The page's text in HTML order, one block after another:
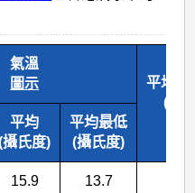
氣溫
圖示
平均總
(毫
平均
攝氏度)
平均最低
(攝氏度)
15.9 13.7